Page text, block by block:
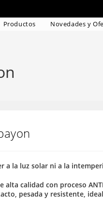
Productos Novedades y
a la luz solar ni a la
alta calidad con proceso
pesada y resistente,